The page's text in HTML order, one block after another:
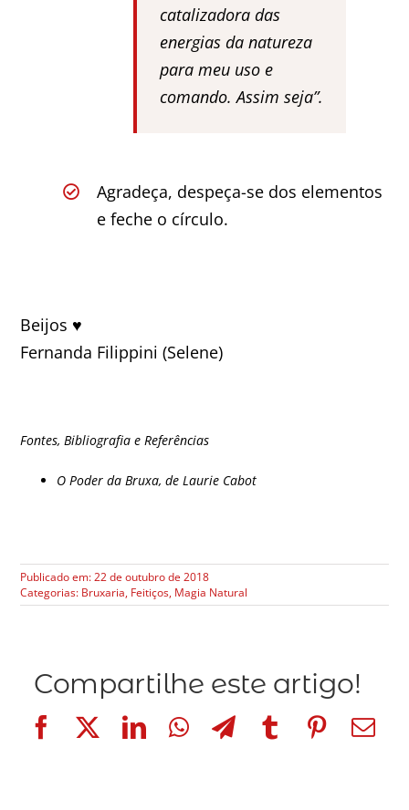
catalizadora das
energias da natureza
para meu uso e
comando. Assim seja”.
Agradeça, despeça-se dos elementos
e feche o círculo.
Beijos ♥
Fernanda Filippini (Selene)
Fontes, Bibliografia e Referências
O Poder da Bruxa, de Laurie Cabot
Publicado em: 22 de outubro de 2018
Categorias: Bruxaria, Feitiços, Magia Natural
Compartilhe este artigo!